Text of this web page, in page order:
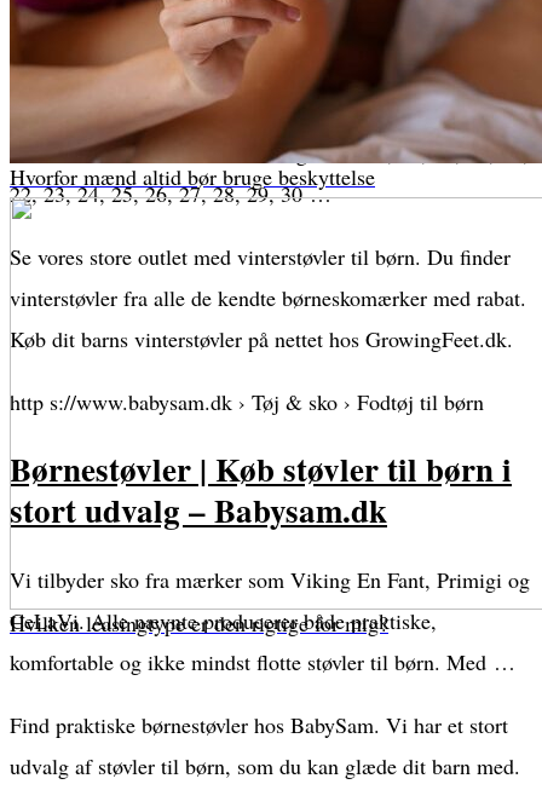
Hvorfor mænd altid bør bruge beskyttelse
Hvilken leasingtype er den rigtige for mig?
OUTLET vinterstøvler til børn – Spar op til 50%
Shop vinterstøvler til drenge og piger med masser af rabat i
vores store støvle OUTLET. Vælg størrelse, 18, 19, 20, 21,
22, 23, 24, 25, 26, 27, 28, 29, 30 …
Se vores store outlet med vinterstøvler til børn. Du finder
vinterstøvler fra alle de kendte børneskomærker med rabat.
Køb dit barns vinterstøvler på nettet hos GrowingFeet.dk.
http s://www.babysam.dk › Tøj & sko › Fodtøj til børn
Børnestøvler | Køb støvler til børn i
stort udvalg – Babysam.dk
Vi tilbyder sko fra mærker som Viking En Fant, Primigi og
CeLaVi. Alle nævnte producerer både praktiske,
komfortable og ikke mindst flotte støvler til børn. Med …
Find praktiske børnestøvler hos BabySam. Vi har et stort
udvalg af støvler til børn, som du kan glæde dit barn med.